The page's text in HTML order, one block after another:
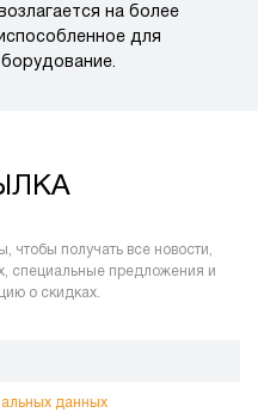
на более
для
чтобы получать все новости,
специальные предложения и
о скидках.
данных